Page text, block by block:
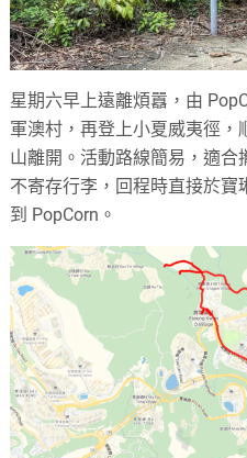
星期六早上遠離煩囂，由
軍澳村，再登上小夏威夷徑
山離開。活動路線簡易，適
不寄存行李，回程時直接於寶
到 PopCorn。